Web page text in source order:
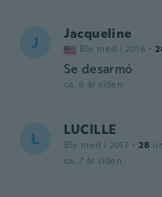
J Jacqueline
Ble med i 2016 ·
Se desarmó
ca. 6 år siden
L LUCILLE
Ble med i 2017 · 28
ca. 7 år siden